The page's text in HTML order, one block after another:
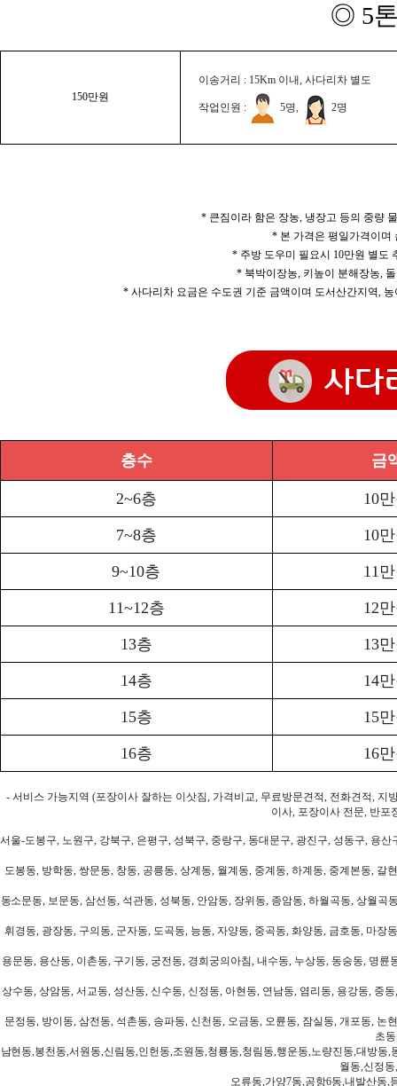
◎ 5
150만원
이송거리 : 15Km 이내, 사다리차 별도
작업인원 : 5명, 2명
* 큰짐이라 함은 장농, 냉장고 등의 중량
* 본 가격은 평일가격이며
* 주방 도우미 필요시 10만원 별도
* 북박이장농, 키높이 분해장농,
* 사다리차 요금은 수도권 기준 금액이며 도서산간지역,
층수 금
2~6층 10
7~8층 10
9~10층 11
11~12층 12
13층 13
14층 14
15층 15
16층 16
- 서비스 가능지역 (포장이사 잘하는 이삿짐, 가격비교, 무료방문견적, 전화견적,
이사, 포장이사 전문, 반포
서울-도봉구, 노원구, 강북구, 은평구, 성북구, 중랑구, 동대문구, 광진구, 성동구, 용
도봉동, 방학동, 쌍문동, 창동, 공릉동, 상계동, 월계동, 중계동, 하계동, 중계본동,
동소문동, 보문동, 삼선동, 석관동, 성북동, 안암동, 장위동, 종암동, 하월곡동, 상월
휘경동, 광장동, 구의동, 군자동, 도곡동, 능동, 자양동, 중곡동, 화양동, 금호동, 마
용문동, 용산동, 이촌동, 구기동, 궁전동, 경희궁의아침, 내수동, 누상동, 동숭동, 명
상수동, 상암동, 서교동, 성산동, 신수동, 신정동, 아현동, 연남동, 염리동, 용강동, 중
문정동, 방이동, 삼전동, 석촌동, 송파동, 신천동, 오금동, 오륜동, 잠실동, 개포동,
초
남현동,봉천동,서원동,신림동,인헌동,조원동,청룡동,청림동,행운동,노량진동,대방
월동,신정
오류동,가양7동,공항6동,내발산동,